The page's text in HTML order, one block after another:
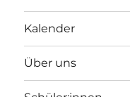
Kalender
Über uns